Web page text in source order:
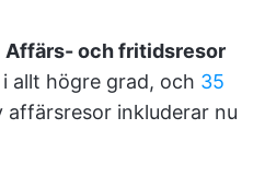
Affärs- och fritidsresor
i allt högre grad, och 35
affärsresor inkluderar nu